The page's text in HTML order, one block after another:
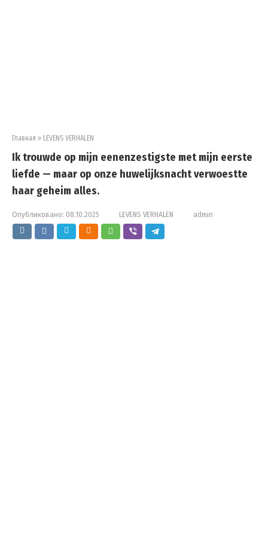
Главная » LEVENS VERHALEN
Ik trouwde op mijn eenenzestigste met mijn eerste
liefde — maar op onze huwelijksnacht verwoestte
haar geheim alles.
Опубликовано: 08.10.2025 LEVENS VERHALEN admin